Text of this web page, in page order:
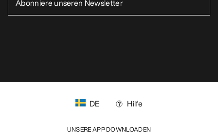
DE Hilfe
UNSERE APP DOWNLOADEN